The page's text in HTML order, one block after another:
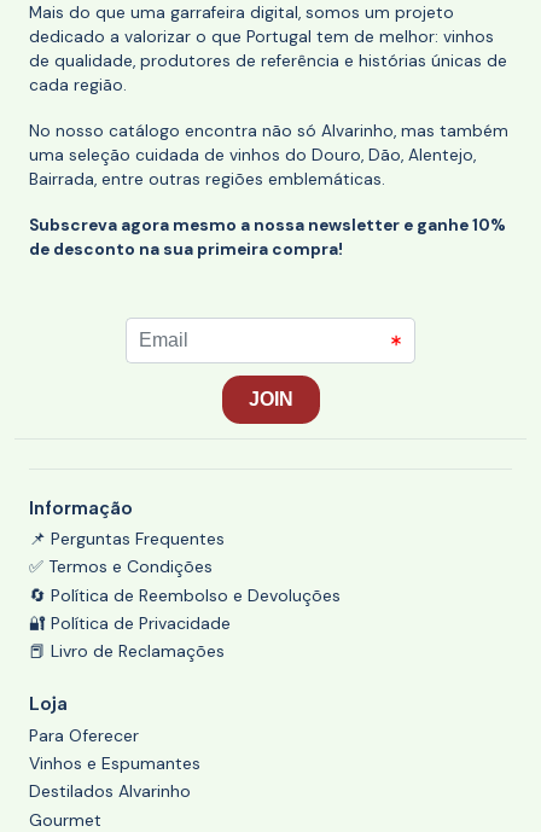
Mais do que uma garrafeira digital, somos um projeto
dedicado a valorizar o que Portugal tem de melhor: vinhos
de qualidade, produtores de referência e histórias únicas de
cada região.
No nosso catálogo encontra não só Alvarinho, mas também
uma seleção cuidada de vinhos do Douro, Dão, Alentejo,
Bairrada, entre outras regiões emblemáticas.
Subscreva agora mesmo a nossa newsletter e ganhe 10%
de desconto na sua primeira compra!
Informação
📌 Perguntas Frequentes
✅ Termos e Condições
🔄 Política de Reembolso e Devoluções
🔐 Política de Privacidade
📕 Livro de Reclamações
Loja
Para Oferecer
Vinhos e Espumantes
Destilados Alvarinho
Gourmet